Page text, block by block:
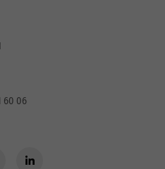
60 06